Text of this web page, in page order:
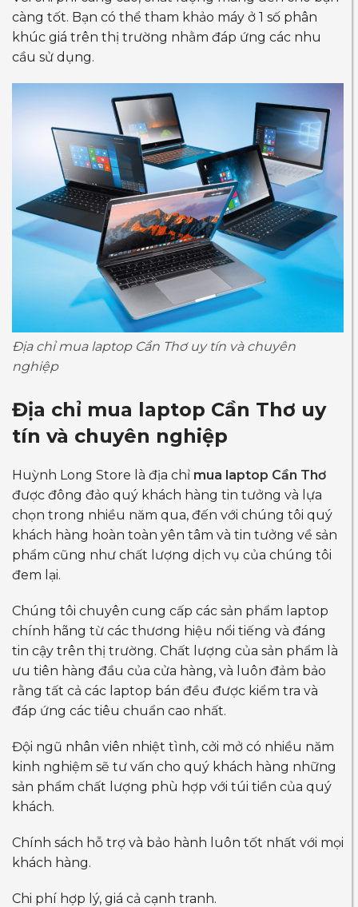
càng tốt. Bạn có thể tham khảo máy ở 1 số phân
khúc giá trên thị trường nhằm đáp ứng các nhu
cầu sử dụng.
Địa chỉ mua laptop Cần Thơ uy tín và chuyên
nghiệp
Địa chỉ mua laptop Cần Thơ uy
tín và chuyên nghiệp
Huỳnh Long Store là địa chỉ mua laptop Cần Thơ
được đông đảo quý khách hàng tin tưởng và lựa
chọn trong nhiều năm qua, đến với chúng tôi quý
khách hàng hoàn toàn yên tâm và tin tưởng về sản
phẩm cũng như chất lượng dịch vụ của chúng tôi
đem lại.
Chúng tôi chuyên cung cấp các sản phẩm laptop
chính hãng từ các thương hiệu nổi tiếng và đáng
tin cậy trên thị trường. Chất lượng của sản phẩm là
ưu tiên hàng đầu của cửa hàng, và luôn đảm bảo
rằng tất cả các laptop bán đều được kiểm tra và
đáp ứng các tiêu chuẩn cao nhất.
Đội ngũ nhân viên nhiệt tình, cởi mở có nhiều năm
kinh nghiệm sẽ tư vấn cho quý khách hàng những
sản phẩm chất lượng phù hợp với túi tiền của quý
khách.
Chính sách hỗ trợ và bảo hành luôn tốt nhất với mọi
khách hàng.
Chi phí hợp lý, giá cả cạnh tranh.